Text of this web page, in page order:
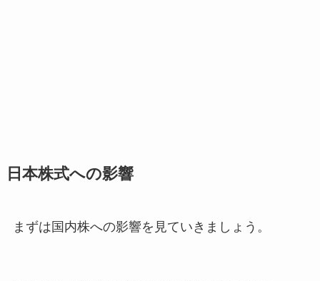
日本株式への影響
まずは国内株への影響を見ていきましょう。